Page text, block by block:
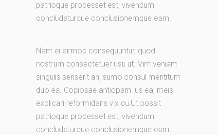
patrioque prodesset est, vivendum
concludaturque conclusionemque eam.
Nam ei eirmod consequuntur, quod
nostrum consectetuer usu ut. Vim veniam
singulis senserit an, sumo consul mentitum
duo ea. Copiosae antiopam ius ea, meis
explicari reformidans vix cu.Ut possit
patrioque prodesset est, vivendum
concludaturque conclusionemque eam.